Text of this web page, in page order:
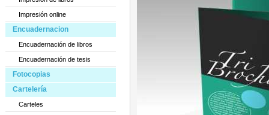
Impresión online
Encuadernacion
Encuadernación de libros
Encuadernación de tesis
Fotocopias
Cartelería
Carteles